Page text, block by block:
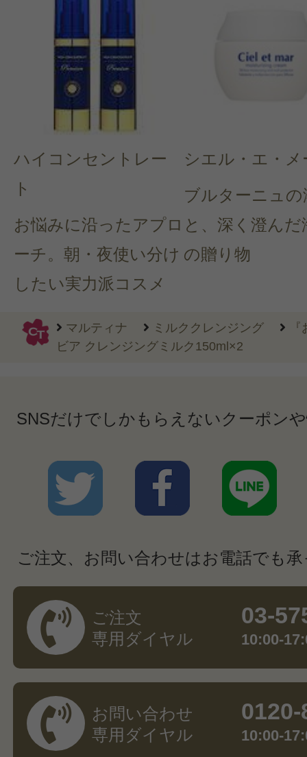
ハイコンセントレー
ト
お悩みに沿ったアプロ
ーチ。朝・夜使い分け
したい実力派コスメ
シエル・エ・メ
ブルターニュの
と、深く澄んだ
の贈り物
マルティナ ミルククレンジング
ビア クレンジングミルク150ml×2
SNSだけでしかもらえないクーポン
ご注文、お問い合わせはお電話でも
ご注文
専用ダイヤル
03-
10:00-
お問い合わせ
専用ダイヤル
10:00-